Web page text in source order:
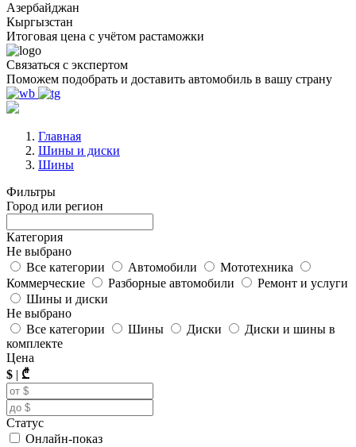
Азербайджан
Кыргызстан
Итоговая цена с учётом растаможки
Связаться с экспертом
Поможем подобрать и доставить автомобиль в вашу страну
Главная
Шины и диски
Шины
Фильтры
Город или регион
Категория
Не выбрано
Все категории
Автомобили
Мототехника
Коммерческие
Разборные автомобили
Ремонт и услуги
Шины и диски
Не выбрано
Все категории
Шины Диски
Диски и шины в
комплекте
Цена
$ | ₾
Статус
Онлайн-показ